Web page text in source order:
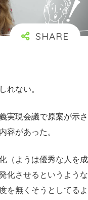
れない。
実現会議で原案が示さ
容があった。
（ようは優秀な人を成
化させるというような
を無くそうとしてるよ